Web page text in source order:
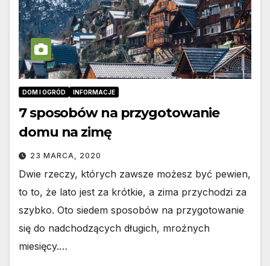
DOM I OGRÓD INFORMACJE
7 sposobów na przygotowanie
domu na zimę
23 MARCA, 2020
Dwie rzeczy, których zawsze możesz być pewien,
to to, że lato jest za krótkie, a zima przychodzi za
szybko. Oto siedem sposobów na przygotowanie
się do nadchodzących długich, mroźnych
miesięcy.…